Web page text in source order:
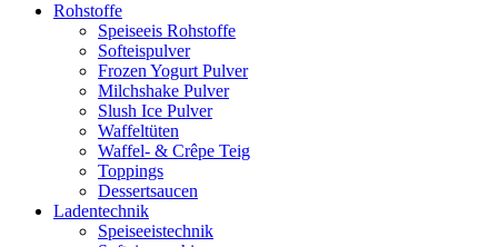
Rohstoffe
Speiseeis Rohstoffe
Softeispulver
Frozen Yogurt Pulver
Milchshake Pulver
Slush Ice Pulver
Waffeltüten
Waffel- & Crêpe Teig
Toppings
Dessertsaucen
Ladentechnik
Speiseeistechnik